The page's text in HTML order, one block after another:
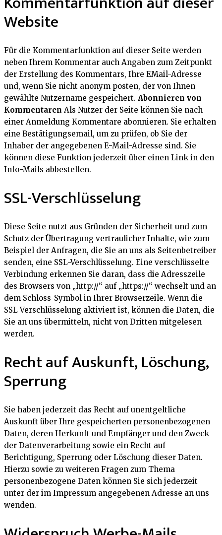
Website
Für die Kommentarfunktion auf dieser Seite werden
neben Ihrem Kommentar auch Angaben zum Zeitpunkt
der Erstellung des Kommentars, Ihre EMail-Adresse
und, wenn Sie nicht anonym posten, der von Ihnen
gewählte Nutzername gespeichert. Abonnieren von
Kommentaren Als Nutzer der Seite können Sie nach
einer Anmeldung Kommentare abonnieren. Sie erhalten
eine Bestätigungsemail, um zu prüfen, ob Sie der
Inhaber der angegebenen E-Mail-Adresse sind. Sie
können diese Funktion jederzeit über einen Link in den
Info-Mails abbestellen.
SSL-Verschlüsselung
Diese Seite nutzt aus Gründen der Sicherheit und zum
Schutz der Übertragung vertraulicher Inhalte, wie zum
Beispiel der Anfragen, die Sie an uns als Seitenbetreiber
senden, eine SSL-Verschlüsselung. Eine verschlüsselte
Verbindung erkennen Sie daran, dass die Adresszeile
des Browsers von „http://“ auf „https://“ wechselt und an
dem Schloss-Symbol in Ihrer Browserzeile. Wenn die
SSL Verschlüsselung aktiviert ist, können die Daten, die
Sie an uns übermitteln, nicht von Dritten mitgelesen
werden.
Recht auf Auskunft, Löschung,
Sperrung
Sie haben jederzeit das Recht auf unentgeltliche
Auskunft über Ihre gespeicherten personenbezogenen
Daten, deren Herkunft und Empfänger und den Zweck
der Datenverarbeitung sowie ein Recht auf
Berichtigung, Sperrung oder Löschung dieser Daten.
Hierzu sowie zu weiteren Fragen zum Thema
personenbezogene Daten können Sie sich jederzeit
unter der im Impressum angegebenen Adresse an uns
wenden.